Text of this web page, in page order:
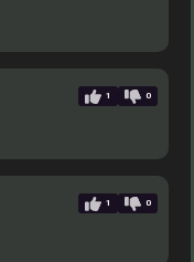
1 0
1 0